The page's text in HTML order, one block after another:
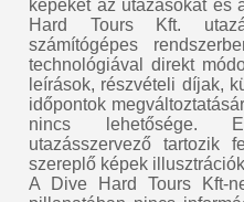
képeket az utazásokat és
Hard Tours Kft.
számítógépes
technológiával direkt
leírások, részvételi díjak,
időpontok
nincs lehetősége.
utazásszervező tartozik
szereplő képek
A Dive Hard Tours Kft-